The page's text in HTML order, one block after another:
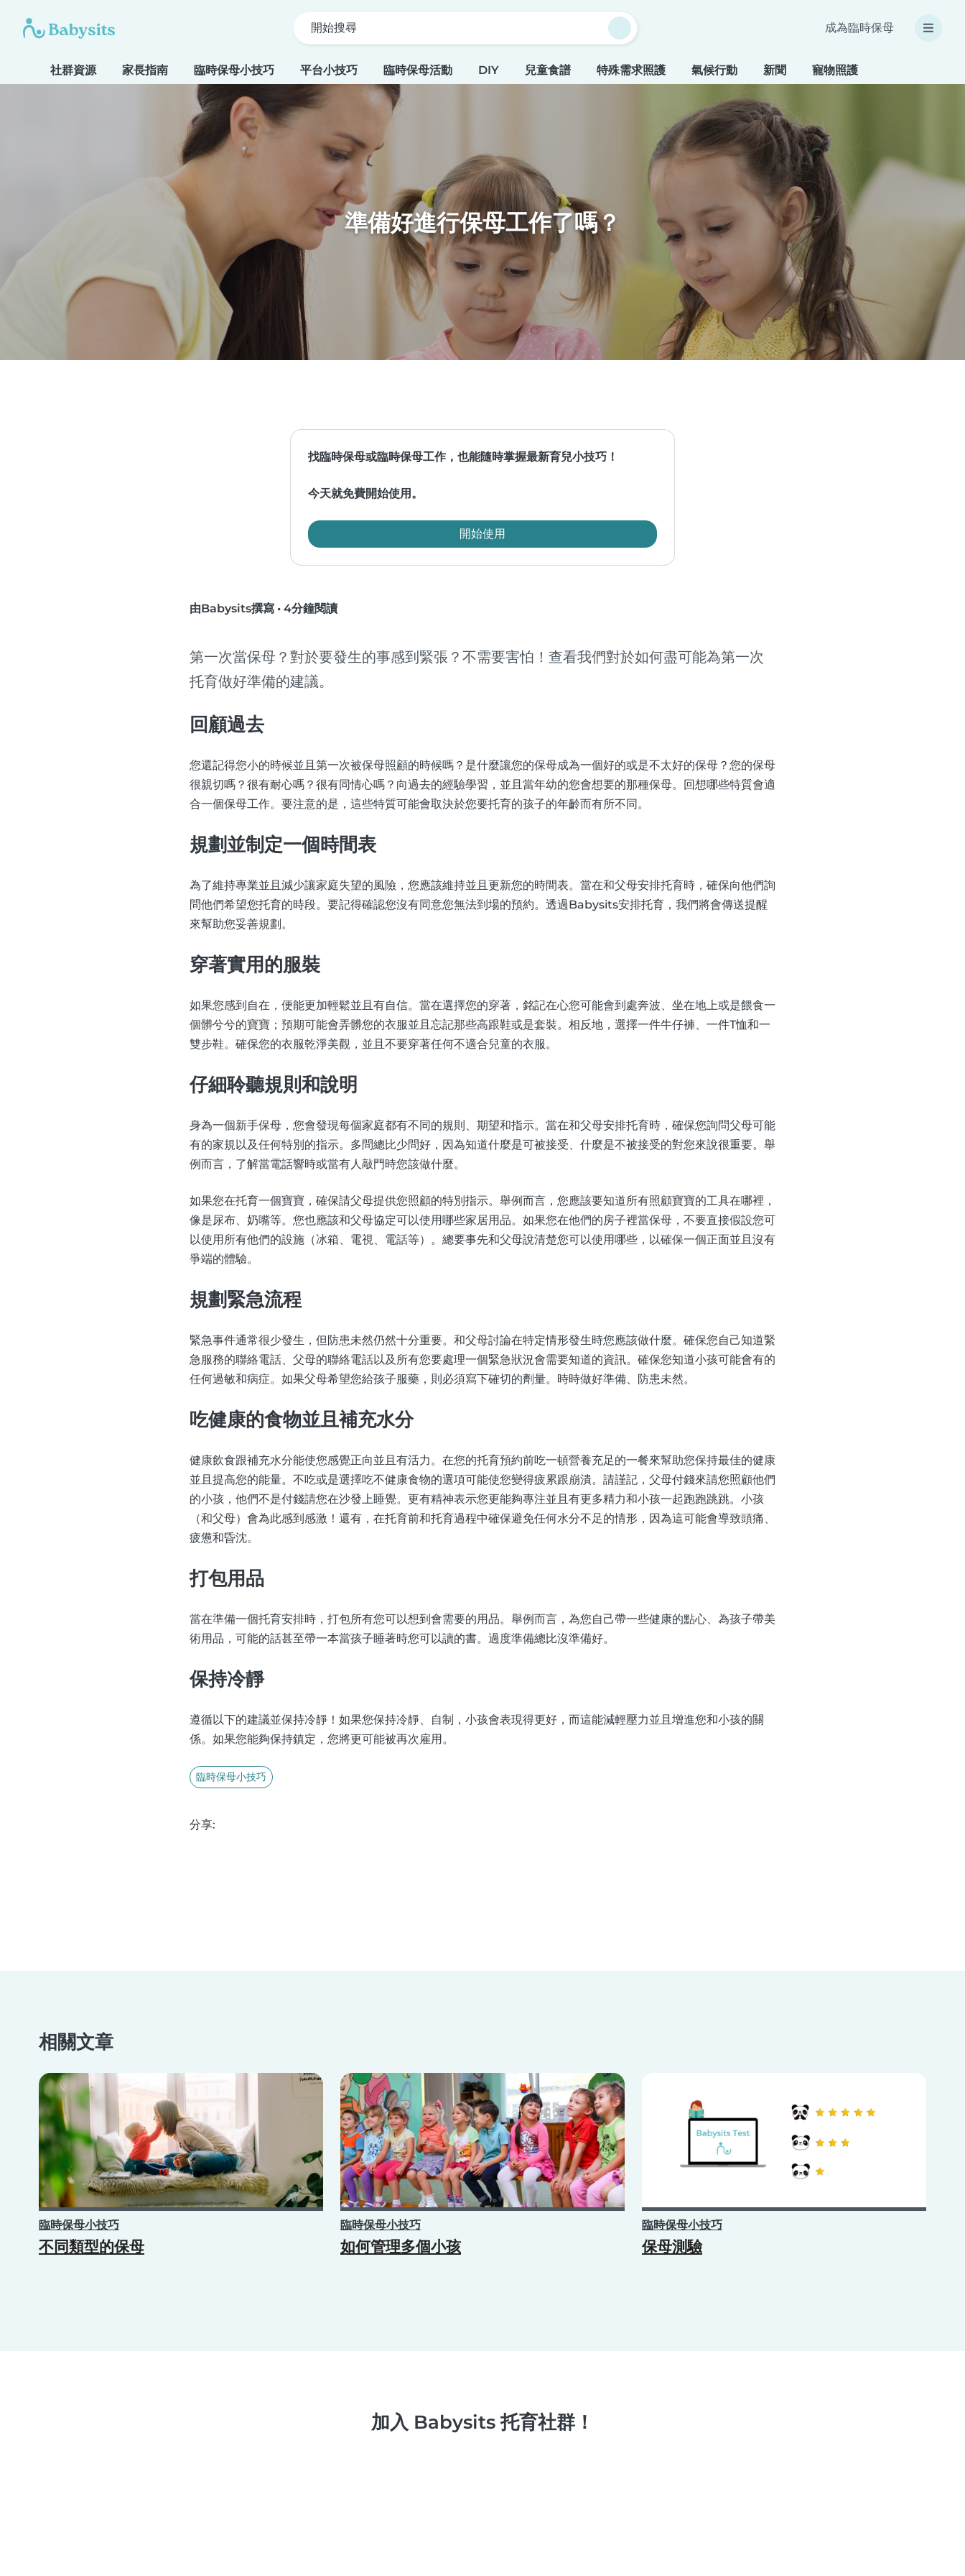
開始搜尋 成為臨時保母
社群資源 家長指南 臨時保母小技巧 平台小技巧 臨時保母活動 DIY 兒童食譜 特殊需求照護 氣候行動 新聞 寵物照護
準備好進行保母工作了嗎？
找臨時保母或臨時保母工作，也能隨時掌握最新育兒小技巧！
今天就免費開始使用。
開始使用
由Babysits撰寫 • 4分鐘閱讀
第一次當保母？對於要發生的事感到緊張？不需要害怕！查看我們對於如何盡可能為第一次
托育做好準備的建議。
回顧過去
您還記得您小的時候並且第一次被保母照顧的時候嗎？是什麼讓您的保母成為一個好的或是不太好的保母？您的保母
很親切嗎？很有耐心嗎？很有同情心嗎？向過去的經驗學習，並且當年幼的您會想要的那種保母。回想哪些特質會適
合一個保母工作。要注意的是，這些特質可能會取決於您要托育的孩子的年齡而有所不同。
規劃並制定一個時間表
為了維持專業並且減少讓家庭失望的風險，您應該維持並且更新您的時間表。當在和父母安排托育時，確保向他們詢
問他們希望您托育的時段。要記得確認您沒有同意您無法到場的預約。透過Babysits安排托育，我們將會傳送提醒
來幫助您妥善規劃。
穿著實用的服裝
如果您感到自在，便能更加輕鬆並且有自信。當在選擇您的穿著，銘記在心您可能會到處奔波、坐在地上或是餵食一
個髒兮兮的寶寶；預期可能會弄髒您的衣服並且忘記那些高跟鞋或是套裝。相反地，選擇一件牛仔褲、一件T恤和一
雙步鞋。確保您的衣服乾淨美觀，並且不要穿著任何不適合兒童的衣服。
仔細聆聽規則和說明
身為一個新手保母，您會發現每個家庭都有不同的規則、期望和指示。當在和父母安排托育時，確保您詢問父母可能
有的家規以及任何特別的指示。多問總比少問好，因為知道什麼是可被接受、什麼是不被接受的對您來說很重要。舉
例而言，了解當電話響時或當有人敲門時您該做什麼。
如果您在托育一個寶寶，確保請父母提供您照顧的特別指示。舉例而言，您應該要知道所有照顧寶寶的工具在哪裡，
像是尿布、奶嘴等。您也應該和父母協定可以使用哪些家居用品。如果您在他們的房子裡當保母，不要直接假設您可
以使用所有他們的設施（冰箱、電視、電話等）。總要事先和父母說清楚您可以使用哪些，以確保一個正面並且沒有
爭端的體驗。
規劃緊急流程
緊急事件通常很少發生，但防患未然仍然十分重要。和父母討論在特定情形發生時您應該做什麼。確保您自己知道緊
急服務的聯絡電話、父母的聯絡電話以及所有您要處理一個緊急狀況會需要知道的資訊。確保您知道小孩可能會有的
任何過敏和病症。如果父母希望您給孩子服藥，則必須寫下確切的劑量。時時做好準備、防患未然。
吃健康的食物並且補充水分
健康飲食跟補充水分能使您感覺正向並且有活力。在您的托育預約前吃一頓營養充足的一餐來幫助您保持最佳的健康
並且提高您的能量。不吃或是選擇吃不健康食物的選項可能使您變得疲累跟崩潰。請謹記，父母付錢來請您照顧他們
的小孩，他們不是付錢請您在沙發上睡覺。更有精神表示您更能夠專注並且有更多精力和小孩一起跑跑跳跳。小孩
（和父母）會為此感到感激！還有，在托育前和托育過程中確保避免任何水分不足的情形，因為這可能會導致頭痛、
疲憊和昏沈。
打包用品
當在準備一個托育安排時，打包所有您可以想到會需要的用品。舉例而言，為您自己帶一些健康的點心、為孩子帶美
術用品，可能的話甚至帶一本當孩子睡著時您可以讀的書。過度準備總比沒準備好。
保持冷靜
遵循以下的建議並保持冷靜！如果您保持冷靜、自制，小孩會表現得更好，而這能減輕壓力並且增進您和小孩的關
係。如果您能夠保持鎮定，您將更可能被再次雇用。
臨時保母小技巧
分享:
相關文章
臨時保母小技巧
不同類型的保母
臨時保母小技巧
如何管理多個小孩
臨時保母小技巧
保母測驗
加入 Babysits 托育社群！